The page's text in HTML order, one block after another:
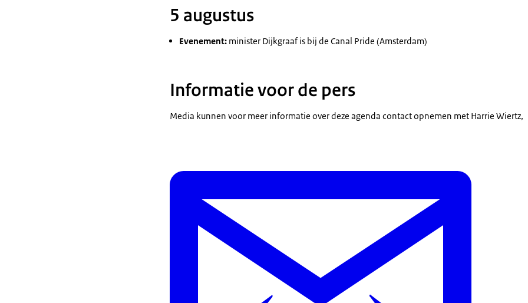
5 augustus
Evenement: minister Dijkgraaf is bij de Canal Pride (Amsterdam)
Informatie voor de pers
Media kunnen voor meer informatie over deze agenda contact opnemen met Harrie Wiertz,